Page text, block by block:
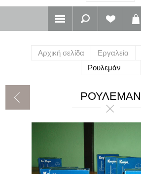
Αρχική σελίδα Εργαλεία
Ρουλεμάν
ΡΟΥΛΕΜΆΝ